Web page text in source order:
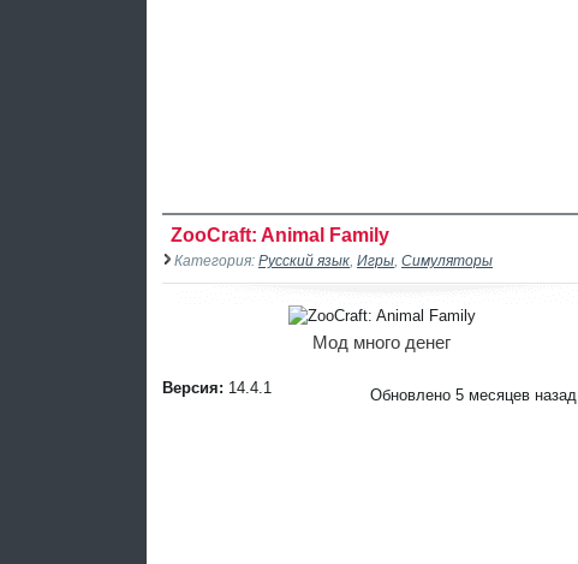
ZooCraft: Animal Family
Категория: Русский язык Игры Симуляторы
Мод много денег
Версия: 14.4.1 Обновлено 5 месяцев назад